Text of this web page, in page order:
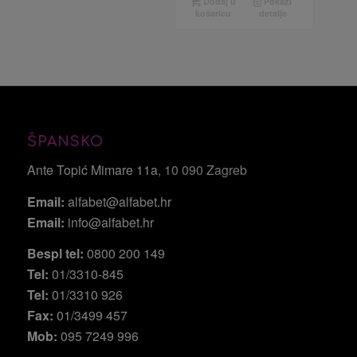
ŠPANSKO
Ante Topić Mimare 11a, 10 090 Zagreb
Email: alfabet@alfabet.hr
Email: info@alfabet.hr
Bespl tel: 0800 200 149
Tel: 01/3310-845
Tel: 01/3310 926
Fax: 01/3499 457
Mob: 095 7249 996